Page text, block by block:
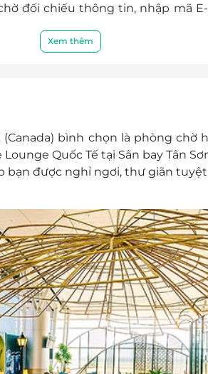
đối chiếu thông tin, nhập mã
mời Khách hàng sử dụng dịch vụ.
đi kèm với Khách hàng.
và Trẻ em từ 5 tuổi đến 12 tuổi
quy định đối với người lớn.
không thông báo trước sẽ do
bố cho khách lẻ tại Phòng
phát sinh được xác định là 01
phát sinh dưới 03 (ba) tiếng
dịch vụ /khách/ block (thêm giờ).
giờ dịch vụ gia tăng sẽ do
bố cho khách lẻ tại Phòng khách.
01 khách hàng
trước khi đến để được phục vụ
(từ 8h-22h hàng ngày, bao
tế – Tầng 3, Khu cách ly ga đi
Xem thêm
bình chọn là phòng
Lounge Quốc Tế tại Sân bay Tân
bạn được nghỉ ngơi, thư giãn tuyệt